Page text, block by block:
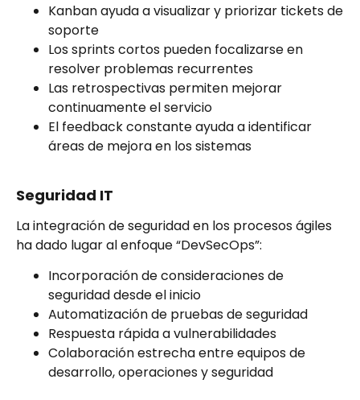
Kanban ayuda a visualizar y priorizar tickets de
soporte
Los sprints cortos pueden focalizarse en
resolver problemas recurrentes
Las retrospectivas permiten mejorar
continuamente el servicio
El feedback constante ayuda a identificar
áreas de mejora en los sistemas
Seguridad IT
La integración de seguridad en los procesos ágiles
ha dado lugar al enfoque “DevSecOps”:
Incorporación de consideraciones de
seguridad desde el inicio
Automatización de pruebas de seguridad
Respuesta rápida a vulnerabilidades
Colaboración estrecha entre equipos de
desarrollo, operaciones y seguridad